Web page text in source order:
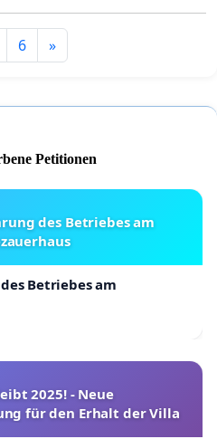
6 »
Petitionen
des Betriebes am
Betriebes am
2025! - Neue
für den Erhalt der Villa